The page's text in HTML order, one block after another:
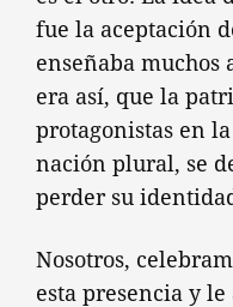
fue la aceptación
enseñaba muchos
era así, que la
protagonistas en
nación plural, se
perder su
Nosotros,
esta presencia y